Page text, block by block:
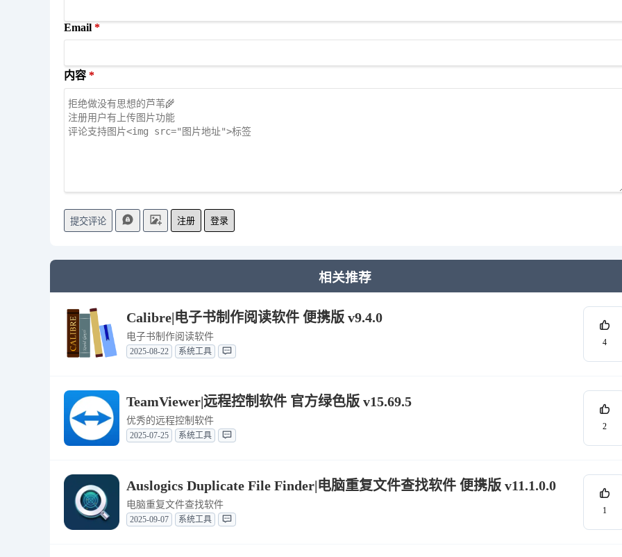
Email
内容
提交评论 注册 登录
相关推荐
Calibre|电子书制作阅读软件 便携版 v9.4.0
电子书制作阅读软件
2025-08-22 系统工具
4
TeamViewer|远程控制软件 官方绿色版 v15.69.5
优秀的远程控制软件
2025-07-25 系统工具
2
Auslogics Duplicate File Finder|电脑重复文件查找软件 便携版 v11.1.0.0
电脑重复文件查找软件
2025-09-07 系统工具
1